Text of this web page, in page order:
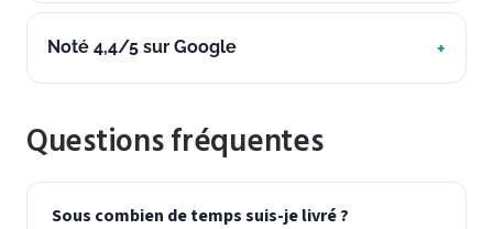
Noté 4,4/5 sur Google
Questions fréquentes
Sous combien de temps suis-je livré ?